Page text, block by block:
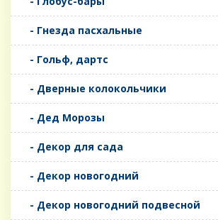
- Гнезда пасхальные
- Гольф, дартс
- Дверные колокольчики
- Дед Морозы
- Декор для сада
- Декор новогодний
- Декор новогодний подвесной